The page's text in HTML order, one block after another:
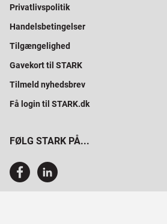
Privatlivspolitik
Handelsbetingelser
Tilgængelighed
Gavekort til STARK
Tilmeld nyhedsbrev
Få login til STARK.dk
FØLG STARK PÅ...